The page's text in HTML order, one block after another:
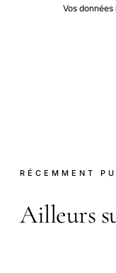
Vos
RÉCEMMENT
Ailleurs